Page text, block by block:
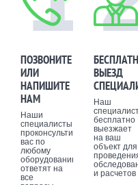
ПОЗВОНИТЕ
ИЛИ
НАПИШИТЕ
НАМ
Наши
специалисты
проконсультируют
вас по
любому
оборудованию,
ответят на
все
ВЫЕЗД
Наш
бесплатно
выезжает
на ваш
объект для
и расчетов